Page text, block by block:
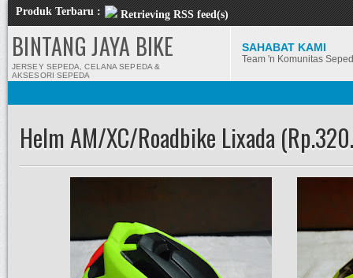
Produk Terbaru : Retrieving RSS feed(s)
BINTANG JAYA BIKE
JERSEY SEPEDA, CELANA SEPEDA &
AKSESORI SEPEDA
SAHABAT KAMI
Team 'n Komunitas
Helm AM/XC/Roadbike Lixada